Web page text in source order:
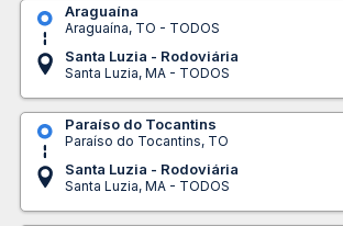
Araguaína
Araguaína, TO - TODOS
Santa Luzia - Rodoviária
Santa Luzia, MA - TODOS
Paraíso do Tocantins
Paraíso do Tocantins, TO
Santa Luzia - Rodoviária
Santa Luzia, MA - TODOS